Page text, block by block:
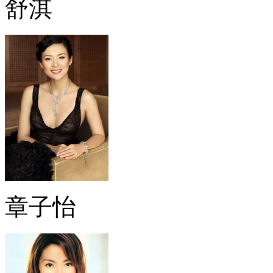
舒淇
章子怡